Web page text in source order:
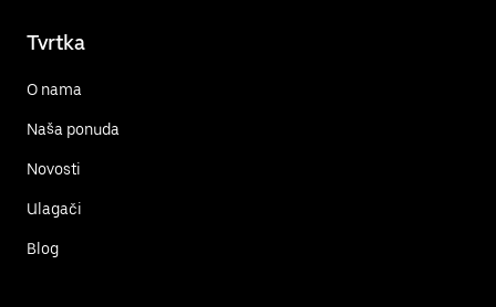
Tvrtka
O nama
Naša ponuda
Novosti
Ulagači
Blog